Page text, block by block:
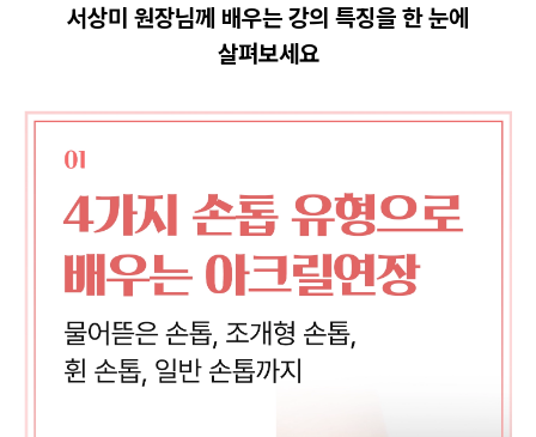
서상미 원장님께 배우는 강의 특징을 한 눈에
살펴보세요